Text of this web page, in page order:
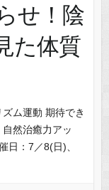
せ！陰
た体質
ム運動 期待でき
然治癒力アッ
日：7／8(日)、